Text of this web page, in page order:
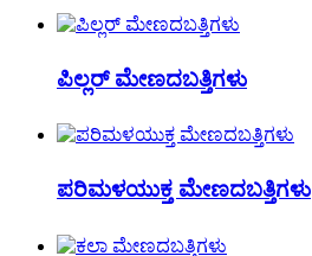
ಪಿಲ್ಲರ್ ಮೇಣದಬತ್ತಿಗಳು
ಪರಿಮಳಯುಕ್ತ ಮೇಣದಬತ್ತಿಗಳು